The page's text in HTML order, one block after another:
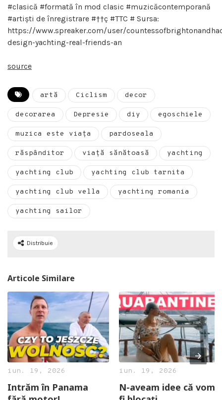
#clasică #formată în mod clasic #muzicăcontemporană
#artişti de înregistrare #††ç #TTC # Sursa:
https://www.spreaker.com/user/
design-yachting-real-friends-an
source
artă Ciclism decor
decorarea Depresie diy egoschiele
muzica este viața pardoseala
răspânditor viață sănătoasă yachting
yachting club yachting club tarnita
yachting club vella yachting romania
yachting sailor
Distribuie
Articole Similare
iun. 19, 2026
Intrăm în Panama
iun. 19, 2026
N-aveam idee că vom